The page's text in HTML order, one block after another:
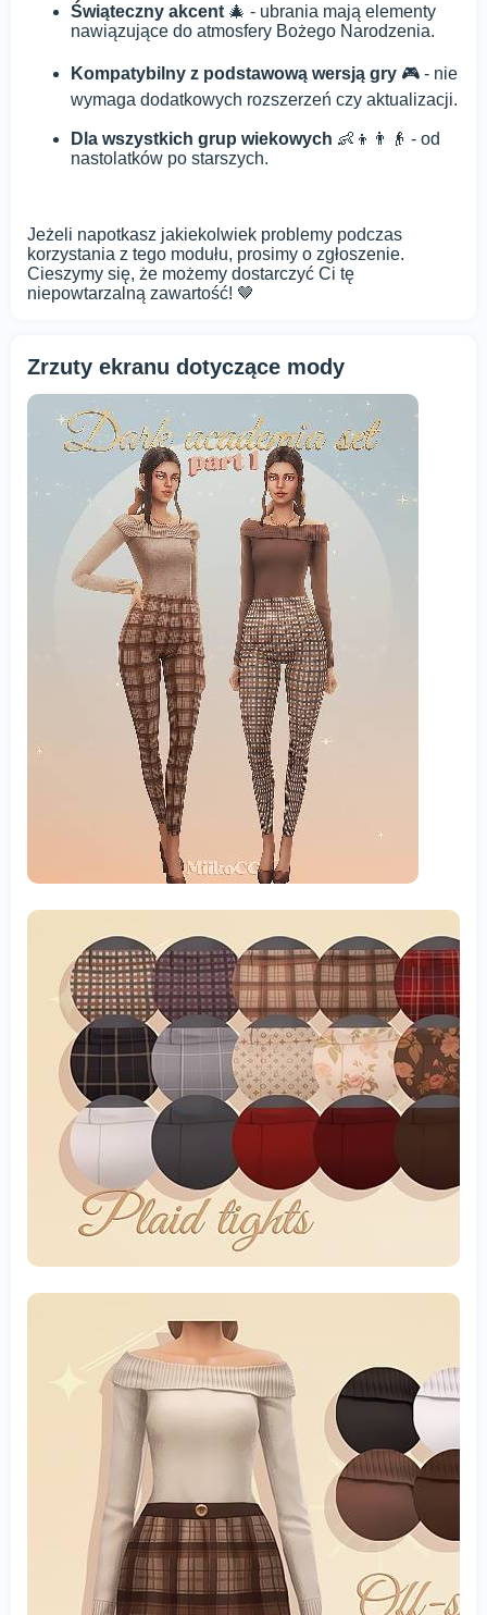
Świąteczny akcent 🎄 - ubrania mają elementy
nawiązujące do atmosfery Bożego Narodzenia.
Kompatybilny z podstawową wersją gry 🎮 - nie
wymaga dodatkowych rozszerzeń czy aktualizacji.
Dla wszystkich grup wiekowych 👶👦👨👴 - od
nastolatków po starszych.
Jeżeli napotkasz jakiekolwiek problemy podczas
korzystania z tego modułu, prosimy o zgłoszenie.
Cieszymy się, że możemy dostarczyć Ci tę
niepowtarzalną zawartość! 🤎
Zrzuty ekranu dotyczące mody